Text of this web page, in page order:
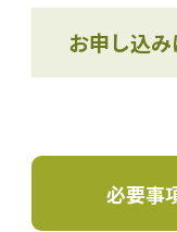
お申し込
必要事